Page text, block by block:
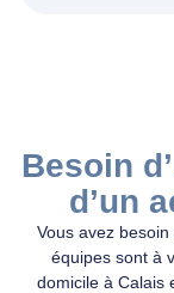
Besoin
d’un
Vous avez
équipes sont à
domicile à Calais